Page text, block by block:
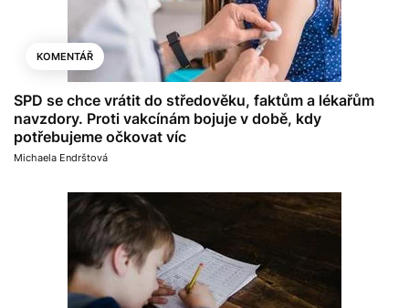
KOMENTÁŘ
SPD se chce vrátit do středověku, faktům a lékařům
navzdory. Proti vakcínám bojuje v době, kdy
potřebujeme očkovat víc
Michaela Endrštová